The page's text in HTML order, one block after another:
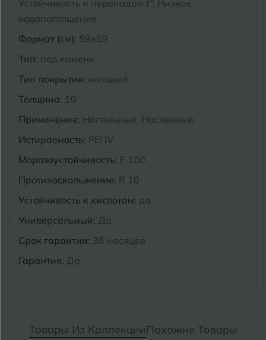
Устойчивость к перепадам t°, Низкое
водопоглощение
Формат (см): 59x59
Тип: под камень
Тип покрытия: матовый
Толщина: 10
Применение: Напольный, Настенный
Истираемость: PEI IV
Морозоустойчивость: F 100
Противоскольжение: R 10
Устойчивость к кислотам: да
Универсальный: Да
Срок гарантии: 36 месяцев
Гарантия: Да
Товары Из КоллекцииПохожие Товары
Муром
Э